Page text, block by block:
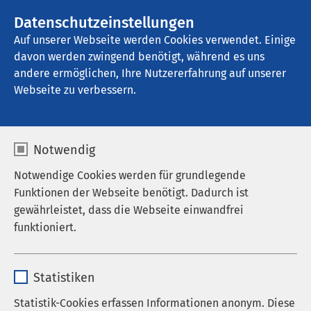
Datenschutzeinstellungen
Auf unserer Webseite werden Cookies verwendet. Einige
davon werden zwingend benötigt, während es uns
andere ermöglichen, Ihre Nutzererfahrung auf unserer
Webseite zu verbessern.
Notwendig
Notwendige Cookies werden für grundlegende
Funktionen der Webseite benötigt. Dadurch ist
gewährleistet, dass die Webseite einwandfrei
funktioniert.
Anbieter sgalinski
Statistiken
Statistik-Cookies erfassen Informationen anonym. Diese
AMEOS Pflege Heiligenhafen
24.07.2025 AMEOS Klinikum Neustadt
AMEOS
Klinikum Heiligenhafen
AMEOS Klinikum Lübeck -
Klinik für Abhängigkeitserkrankungen
Psychotherapie
AMEOS Reha Klinikum Lübeck -
Abhängigkeitserkrankungen
Preetz
AMEOS Klinikum Kiel
Eutin - Psychiatrische Tagesklinik &